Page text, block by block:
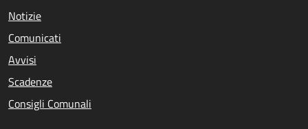
Notizie
Comunicati
Avvisi
Scadenze
Consigli Comunali